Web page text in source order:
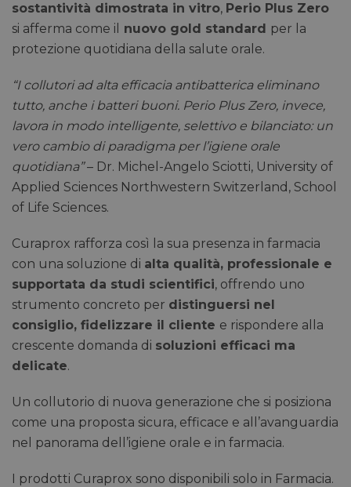
sostantività dimostrata in vitro, Perio Plus Zero
si afferma come il
nuovo gold standard per la
protezione quotidiana della salute orale.
“I collutori ad alta efficacia antibatterica eliminano
tutto, anche i batteri buoni. Perio Plus Zero, invece,
lavora in modo intelligente, selettivo e bilanciato: un
vero cambio di paradigma per l’igiene orale
quotidiana”– Dr. Michel-Angelo Sciotti, University of
Applied Sciences Northwestern Switzerland, School
of Life Sciences.
Curaprox rafforza così la sua presenza in farmacia
con una soluzione di alta qualità, professionale e
supportata da studi scientifici, offrendo uno
strumento concreto per distinguersi nel
consiglio, fidelizzare il cliente e rispondere alla
crescente domanda di soluzioni efficaci ma
delicate.
Un collutorio di nuova generazione che si posiziona
come una proposta sicura, efficace e all’avanguardia
nel panorama dell’igiene orale e in farmacia.
I prodotti Curaprox sono disponibili solo in Farmacia.